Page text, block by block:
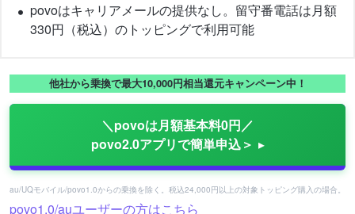
povoはキャリアメールの提供なし。留守番電話は月額
330円（税込）のトッピングで利用可能
他社から乗換で最大10,000円相当還元キャンペーン中！
＼povoは月額基本料0円／
povo2.0アプリで簡単申込＞
au/UQモバイル/povo1.0からの乗換を除く。税込24,000円以上の対象トッピング購入の場合。
povo1.0/auユーザーの方はこちら